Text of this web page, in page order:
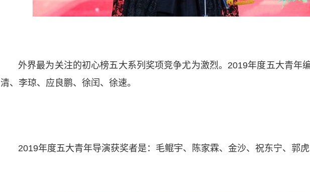
外界最为关注的初心榜五大系列奖项竞争尤为激烈。 2019年度五大青年
清、李琼、应良鹏、徐闰、徐速。
2019年度五大青年导演获奖者是：毛鲲宇、陈家霖、金沙、祝东宁、郭虎